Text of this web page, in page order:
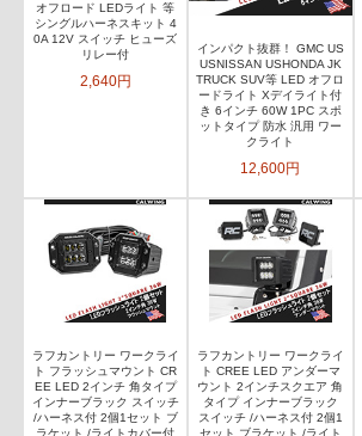
オフロード LEDライト 等
シングルハーネスキット 4
0A 12V スイッチ ヒューズ
リレー付
2,640円
インパクト抜群！ GMC US
USNISSAN USHONDA JK
TRUCK SUV等 LED オフロ
ードライト Xデイライト付
き 6インチ 60W 1PC スポ
ットタイプ 防水 汎用 ワー
クライト
12,600円
ラフカントリー ワークライ
ト フラッシュマウント CR
EE LED 2インチ 角タイプ
インナーブラック スイッチ
/ハーネス付 2個1セット ブ
ラケット /ライトカバー付
ラフカントリー ワークライ
ト CREE LED アンダーマ
ウント 2インチスクエア 角
タイプ インナーブラック
スイッチ /ハーネス付 2個1
セット ブラケット /ライト